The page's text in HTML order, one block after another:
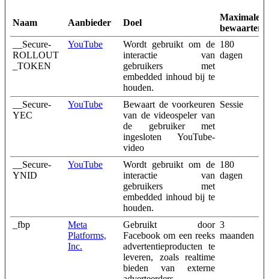
Naam Aanbieder Doel
Maximale
__Secure-
ROLLOUT
_TOKEN
YouTube
Wordt gebruikt om de
interactie van
gebruikers met
embedded inhoud bij te
houden.
180
dagen
__Secure-
YEC
YouTube
Bewaart de voorkeuren
van de videospeler van
de gebruiker met
ingesloten YouTube-
video
Sessie
__Secure-
YNID
YouTube
Wordt gebruikt om de
interactie van
gebruikers met
embedded inhoud bij te
houden.
180
dagen
_fbp
Meta
Platforms,
Inc.
Gebruikt door
Facebook om een reeks
advertentieproducten te
leveren, zoals realtime
bieden van externe
3
maanden